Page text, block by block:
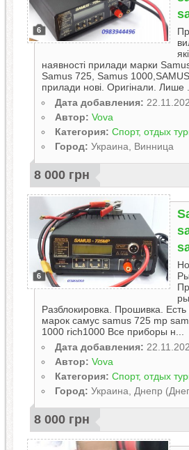
6
наявності прилади марки
Samus 725, Samus
прилади нові. Оригінали. Лише ...
Дата добавления:
Автор: Vova
Категория: Спорт, отдых
Город: Украина, Винница
8 000 грн
6
Разблокировка. Прошивка.
марок самус samus 725 mp
1000 rich1000 Все приборы н...
Дата добавления:
Автор: Vova
Категория: Спорт, отдых
Город: Украина, Днепр
8 000 грн